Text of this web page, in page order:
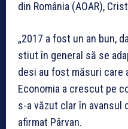
din România (AOAR),
„2017 a fost un an bun,
stiut în general să se
desi au fost măsuri care
Economia a crescut pe
s-a văzut clar în avansul
afirmat Pârvan.